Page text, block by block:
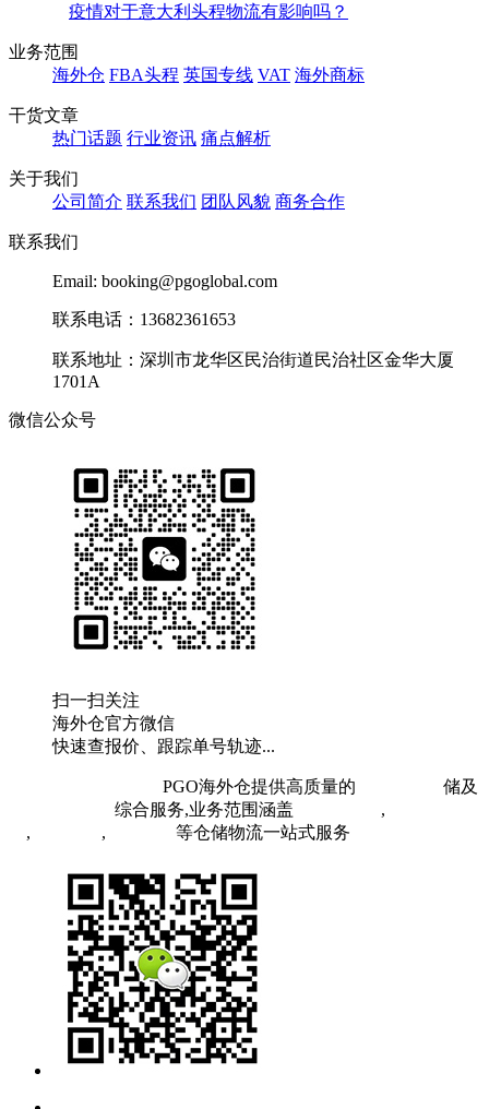
疫情对于意大利头程物流有影响吗？
业务范围
海外仓 FBA头程 英国专线 VAT 海外商标
干货文章
热门话题 行业资讯 痛点解析
关于我们
公司简介 联系我们 团队风貌 商务合作
联系我们
Email: booking@pgoglobal.com
联系电话：13682361653
联系地址：深圳市龙华区民治街道民治社区金华大厦
1701A
微信公众号
扫一扫关注
海外仓官方微信
快速查报价、跟踪单号轨迹...
PGO海外仓提供高质量的
储及
综合服务,业务范围涵盖 ,
, , 等仓储物流一站式服务